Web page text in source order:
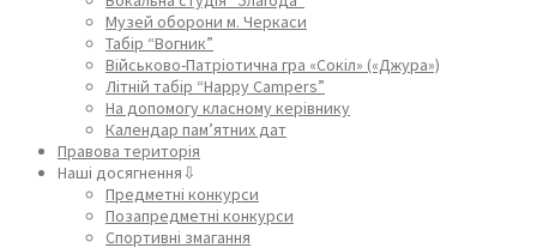
Музей оборони м. Черкаси
Табір “Вогник”
Військово-Патріотична гра «Сокіл» («Джура»)
Літній табір “Happy Campers”
На допомогу класному керівнику
Календар пам’ятних дат
Правова територія
Наші досягнення⇩
Предметні конкурси
Позапредметні конкурси
Спортивні змагання